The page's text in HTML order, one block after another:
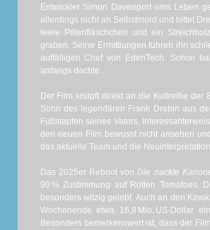
Entwickler Simon Davenport ums Leben
allerdings nicht an Selbstmord und bittet
leere Pillenfläschchen und ein
graben. Seine Ermittlungen führen ihn
auffälligen Chef von EdenTech. Schon
anfangs dachte…
Der Film knüpft direkt an die Kultreihe der
Sohn des legendären Frank Drebin aus
Fußstapfen seines Vaters.
den neuen Film bewusst nicht ansehen
das aktuelle Team und die
Das 2025er Reboot vonDie nackte
90 % Zustimmung auf Rotten Tomatoes.
besonders witzig gelobt. Auch an den
Wochenende etwa 16,8 Mio. US-Dollar
Besonders bemerkenswert ist, dass der